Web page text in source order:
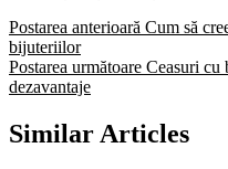
Postarea anterioară Cum să
bijuteriilor
Postarea următoare Ceasuri cu
dezavantaje
Similar Articles